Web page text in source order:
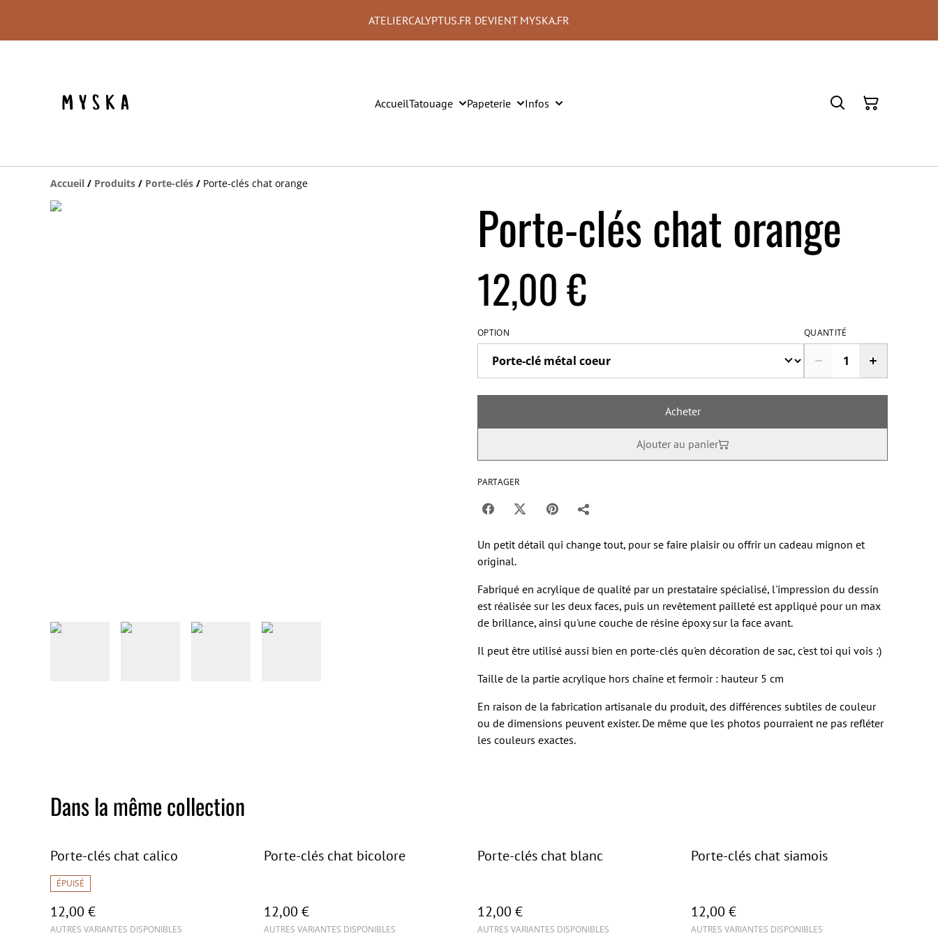
ATELIERCALYPTUS.FR DEVIENT MYSKA.FR
AccueilTatouage Papeterie Infos
Accueil / Produits / Porte-clés / Porte-clés chat orange
Porte-clés chat orange
12,00 €
OPTION QUANTITÉ
Acheter
Ajouter au panier
PARTAGER
Un petit détail qui change tout, pour se faire plaisir ou offrir un cadeau mignon et
original.
Fabriqué en acrylique de qualité par un prestataire spécialisé, l'impression du dessin
est réalisée sur les deux faces, puis un revêtement pailleté est appliqué pour un max
de brillance, ainsi qu'une couche de résine époxy sur la face avant.
Il peut être utilisé aussi bien en porte-clés qu'en décoration de sac, c'est toi qui vois :)
Taille de la partie acrylique hors chaîne et fermoir : hauteur 5 cm
En raison de la fabrication artisanale du produit, des différences subtiles de couleur
ou de dimensions peuvent exister. De même que les photos pourraient ne pas refléter
les couleurs exactes.
Dans la même collection
Porte-clés chat calico
ÉPUISÉ
12,00 €
AUTRES VARIANTES DISPONIBLES
Porte-clés chat bicolore
12,00 €
AUTRES VARIANTES DISPONIBLES
Porte-clés chat blanc
12,00 €
AUTRES VARIANTES DISPONIBLES
Porte-clés chat siamois
12,00 €
AUTRES VARIANTES DISPONIBLES